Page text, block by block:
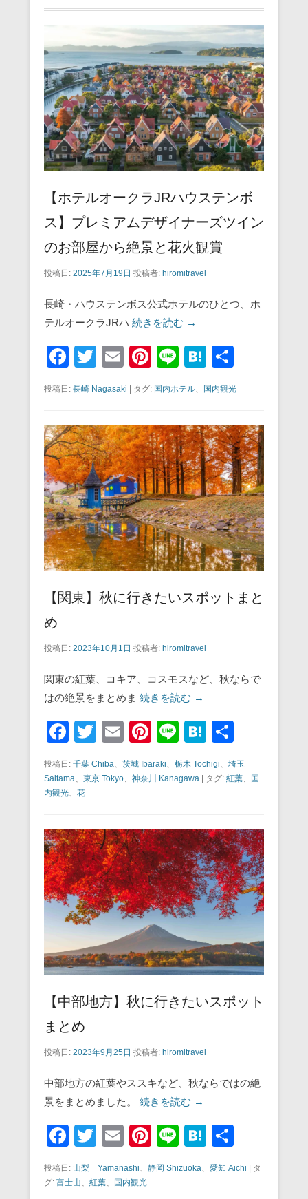
【ホテルオークラJRハウステンボ
ス】プレミアムデザイナーズツイン
のお部屋から絶景と花火観賞
投稿日: 2025年7月19日 投稿者: hiromitravel
長崎・ハウステンボス公式ホテルのひとつ、ホ
テルオークラJRハ 続きを読む →
F
a
c
e
b
o
o
k
T
tt
er
E
ail
Pi
nt
er
e
st
Li
e
H
at
e
n
a
投稿日: 長崎 Nagasaki タグ: 国内ホテル、 国内観光
【関東】秋に行きたいスポットまと
め
投稿日: 2023年10月1日 投稿者: hiromitravel
関東の紅葉、コキア、コスモスなど、秋ならで
はの絶景をまとめま 続きを読む →
F
a
c
e
o
o
k
T
tt
E
m
ail
Pi
er
Li
n
e
H
e
有
投稿日: 千葉 Chiba、 茨城 Ibaraki、 栃木 Tochigi、 埼玉
Saitama、 東京 Tokyo、 神奈川 Kanagawa | タグ: 紅葉、 国
内観光、 花
【中部地方】秋に行きたいスポット
まとめ
投稿日: 2023年9月25日 投稿者: hiromitravel
中部地方の紅葉やススキなど、秋ならではの絶
景をまとめました。 続きを読む →
F
a
c
T
tt
E
ail
Pi
nt
er
Li
H
at
e
投稿日: 山梨 Yamanashi 静岡 Shizuoka 愛知 Aichi | タ
グ: 富士山 紅葉 国内観光